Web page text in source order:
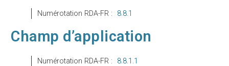
Numérotation RDA-FR : 8.8.1
Champ d’application
Numérotation RDA-FR : 8.8.1.1